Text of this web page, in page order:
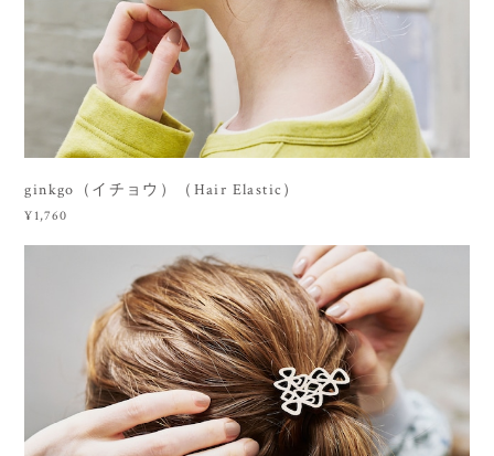
ginkgo（イチョウ）（Hair Elastic）
¥1,760